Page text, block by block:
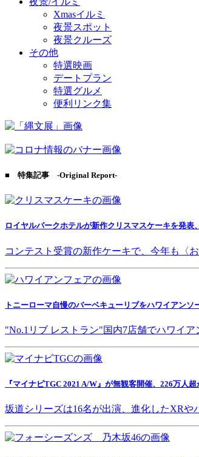
Xmasイルミ
夜景スポット
夜景クルーズ
その他
特選映画
デートプラン
特選グルメ
便利リンク集
■ 特集記事 -Original Report-
ロイヤルパークホテルが新作クリスマスケーキを発表
コンテスト受賞の新作ケーキで、今年も〈
トニーローマ自慢のバーベキューリブをハワイアンソ
"No.1リブ レストラン"国内7店舗でハワイア
『マイナビTGC 2021 A/W』が無観客開催、226万人超
坂道シリーズは16名が出演、進化したXRや